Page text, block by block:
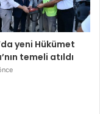
yeni Hükümet
temeli atıldı